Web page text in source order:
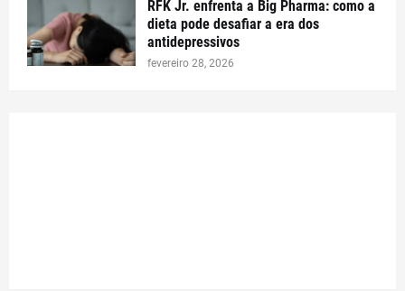
RFK Jr. enfrenta a Big Pharma: como a
dieta pode desafiar a era dos
antidepressivos
fevereiro 28, 2026